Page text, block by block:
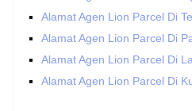
Alamat Agen Lion Parcel Di
Alamat Agen Lion Parcel Di
Alamat Agen Lion Parcel Di
Alamat Agen Lion Parcel Di